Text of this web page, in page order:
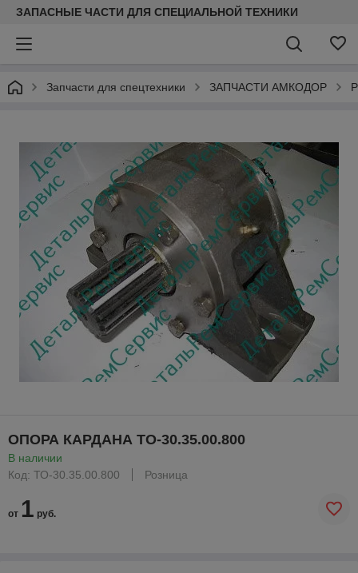
ЗАПАСНЫЕ ЧАСТИ ДЛЯ СПЕЦИАЛЬНОЙ ТЕХНИКИ
Запчасти для спецтехники ЗАПЧАСТИ АМКОДОР
ОПОРА КАРДАНА ТО-30.35.00.800
В наличии
Код: ТО-30.35.00.800
Розница
от 1 руб.